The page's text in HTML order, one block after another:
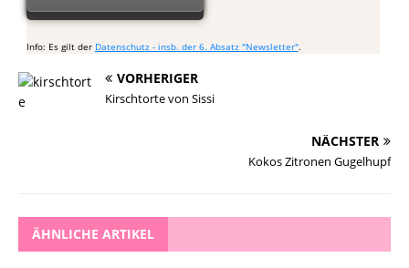
Info: Es gilt der Datenschutz - insb. der 6. Absatz "Newsletter".
VORHERIGER
Kirschtorte von Sissi
NÄCHSTER
Kokos Zitronen Gugelhupf
ÄHNLICHE ARTIKEL